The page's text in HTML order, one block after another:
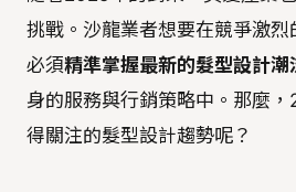
挑戰。沙龍業者想要在競爭激烈
必須精準掌握最新的髮型設計潮
身的服務與行銷策略中。那麼
得關注的髮型設計趨勢呢？